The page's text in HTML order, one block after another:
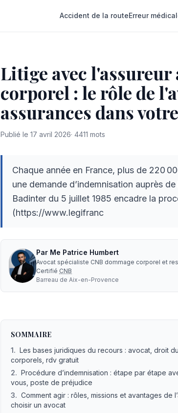
Accident de la routeErreur
Litige avec l'assureur
corporel : le rôle de
assurances dans
Publié le 17 avril 2026· 4411 mots
Chaque année en France, plus de 220
une demande d’indemnisation auprès
Badinter du 5 juillet 1985 encadre la
(https://www.legifranc
Par Me Patrice Humbert
Avocat spécialiste CNB dommage corporel et
Certifié CNB
Barreau de Aix-en-Provence
SOMMAIRE
1. Les bases juridiques du recours : avocat, droit
corporels, rdv gratuit
2. Procédure d’indemnisation : étape par étape
vous, poste de préjudice
3. Comment agir : rôles, missions et avantages
choisir un avocat